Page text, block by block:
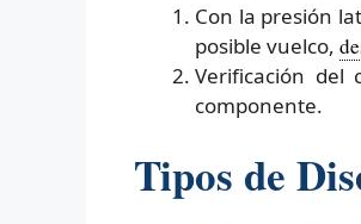
Con la presión
posible vuelco,
Verificación
componente.
Tipos de